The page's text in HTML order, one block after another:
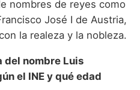
nombres de reyes como
José I de Austria,
la realeza y la nobleza.
del nombre Luis
el INE y qué edad